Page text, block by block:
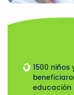
1500 niños
educación